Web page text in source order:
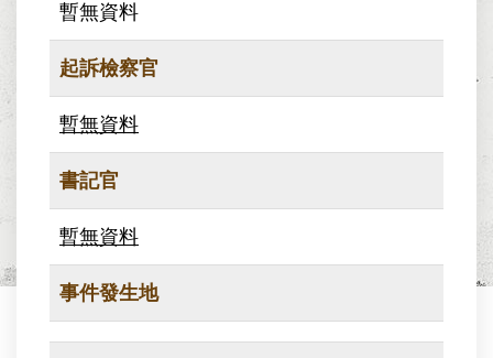
暫無資料
起訴檢察官
暫無資料
書記官
暫無資料
事件發生地